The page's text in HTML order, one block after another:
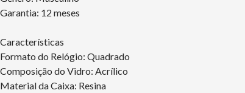
Garantia: 12 meses
Características
Formato do Relógio: Quadrado
Composição do Vidro: Acrílico
Material da Caixa: Resina